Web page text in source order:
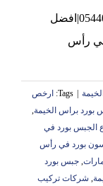
تركيب جبس بورد في رأس الخيمة |0544026642|افضل
في رأس
Tags:
ارخص
بورد براس الخيمة,
الجبس بورد في
بورد في رأس
, جبس بورد
, شركات تركيب